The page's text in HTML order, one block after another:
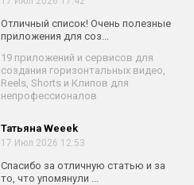
Отличный список! Очень полезные
приложения для соз...
19 приложений и сервисов для
создания горизонтальных видео,
Reels, Shorts и Клипов для
непрофессионалов
Татьяна Weeek
17 Июл 2026 12:53
Спасибо за отличную статью и за
то, что упомянули ...